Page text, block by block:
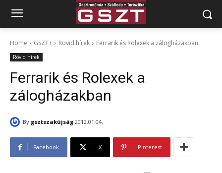
Home GSZT+ Rövid hírek Ferrarik és Rolexek a zálogházakban
Rövid hírek
Ferrarik és Rolexek a
zálogházakban
By gsztszakújság 2012.01.04.
Facebook X Pinterest